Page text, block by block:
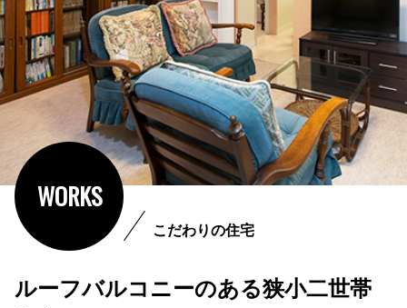
WORKS
こだわりの住宅
ルーフバルコニーのある狭小二世帯